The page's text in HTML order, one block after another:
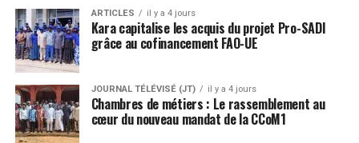
ARTICLES il y a 4 jours
Kara capitalise les acquis du projet Pro-SADI
grâce au cofinancement FAO-UE
JOURNAL TÉLÉVISÉ (JT) il y a 4 jours
Chambres de métiers : Le rassemblement au
cœur du nouveau mandat de la CCoM1